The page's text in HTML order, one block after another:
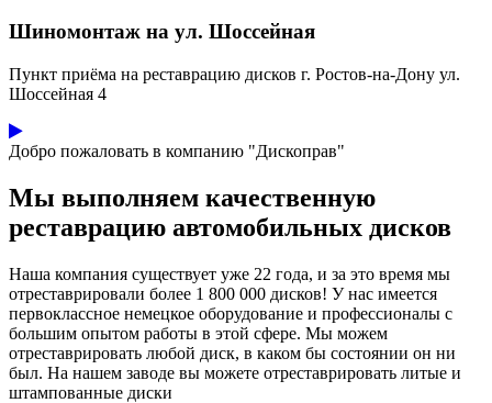
Шиномонтаж на ул. Шоссейная
Пункт приёма на реставрацию дисков г. Ростов-на-Дону ул.
Шоссейная 4
Добро пожаловать в компанию "Дископрав"
Мы выполняем качественную
реставрацию автомобильных дисков
Наша компания существует уже 22 года, и за это время мы
отреставрировали более 1 800 000 дисков! У нас имеется
первоклассное немецкое оборудование и профессионалы с
большим опытом работы в этой сфере. Мы можем
отреставрировать любой диск, в каком бы состоянии он ни
был. На нашем заводе вы можете отреставрировать литые и
штампованные диски